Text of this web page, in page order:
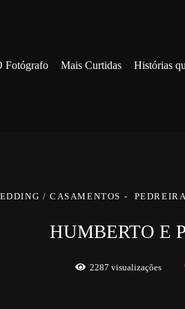
Fotógrafo Mais Curtidas Histórias
/ CASAMENTOS
HUMBERTO E
2287 visualizações